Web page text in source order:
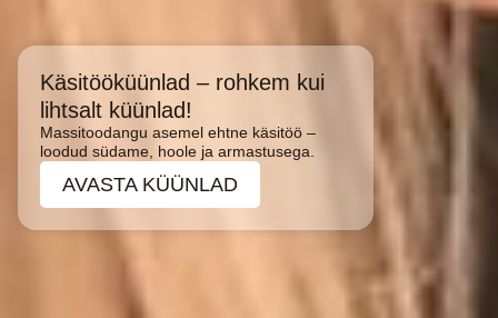
Käsitööküünlad – rohkem kui
lihtsalt küünlad!
Massitoodangu asemel ehtne käsitöö –
loodud südame, hoole ja armastusega.
AVASTA KÜÜNLAD